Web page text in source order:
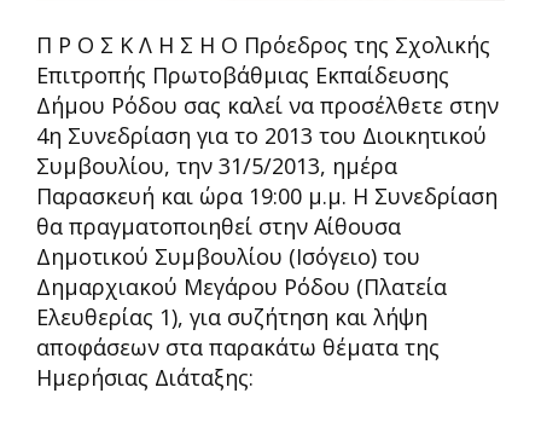
Π Ρ Ο Σ Κ Λ Η Σ Η Ο Πρόεδρος της Σχολικής
Επιτροπής Πρωτοβάθμιας Εκπαίδευσης
Δήμου Ρόδου σας καλεί να προσέλθετε στην
4η Συνεδρίαση για το 2013 του Διοικητικού
Συμβουλίου, την 31/5/2013, ημέρα
Παρασκευή και ώρα 19:00 μ.μ. Η Συνεδρίαση
θα πραγματοποιηθεί στην Αίθουσα
Δημοτικού Συμβουλίου (Ισόγειο) του
Δημαρχιακού Μεγάρου Ρόδου (Πλατεία
Ελευθερίας 1), για συζήτηση και λήψη
αποφάσεων στα παρακάτω θέματα της
Ημερήσιας Διάταξης: